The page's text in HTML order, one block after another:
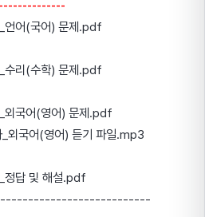
--------------
언어(국어) 문제.pdf
수리(수학) 문제.pdf
외국어(영어) 문제.pdf
국어(영어) 듣기 파일.mp3
정답 및 해설.pdf